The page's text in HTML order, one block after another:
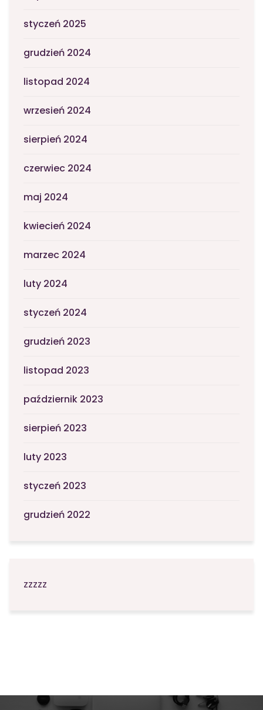
styczeń 2025
grudzień 2024
listopad 2024
wrzesień 2024
sierpień 2024
czerwiec 2024
maj 2024
kwiecień 2024
marzec 2024
luty 2024
styczeń 2024
grudzień 2023
listopad 2023
październik 2023
sierpień 2023
luty 2023
styczeń 2023
grudzień 2022
zzzzz